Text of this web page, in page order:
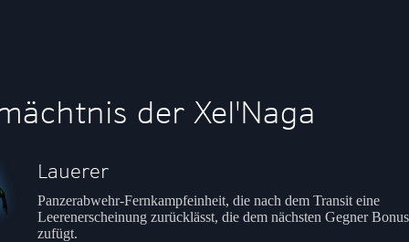
der Xel'Naga
Lauerer
Panzerabwehr-Fernkampfeinheit, die nach dem Transit eine
Leerenerscheinung zurücklässt, die dem nächsten Gegner
zufügt.